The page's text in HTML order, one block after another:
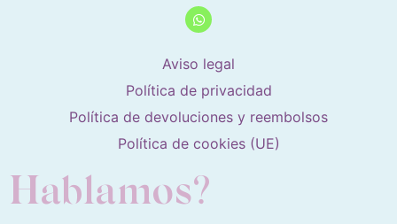
Aviso legal
Política de privacidad
Política de devoluciones y reembolsos
Política de cookies (UE)
Hablamos?